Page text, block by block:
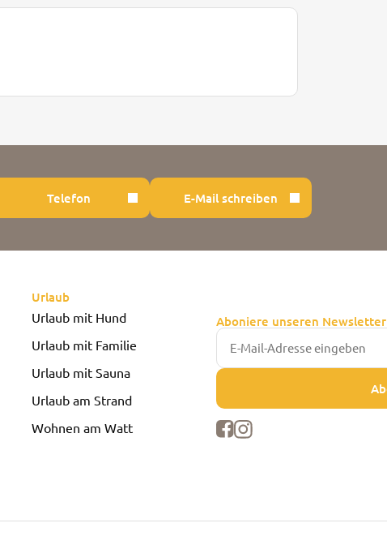
Telefon E-Mail schreiben
Urlaub
Urlaub mit Hund
Urlaub mit Familie
Urlaub mit Sauna
Urlaub am Strand
Wohnen am Watt
Aboniere unseren Newsletter